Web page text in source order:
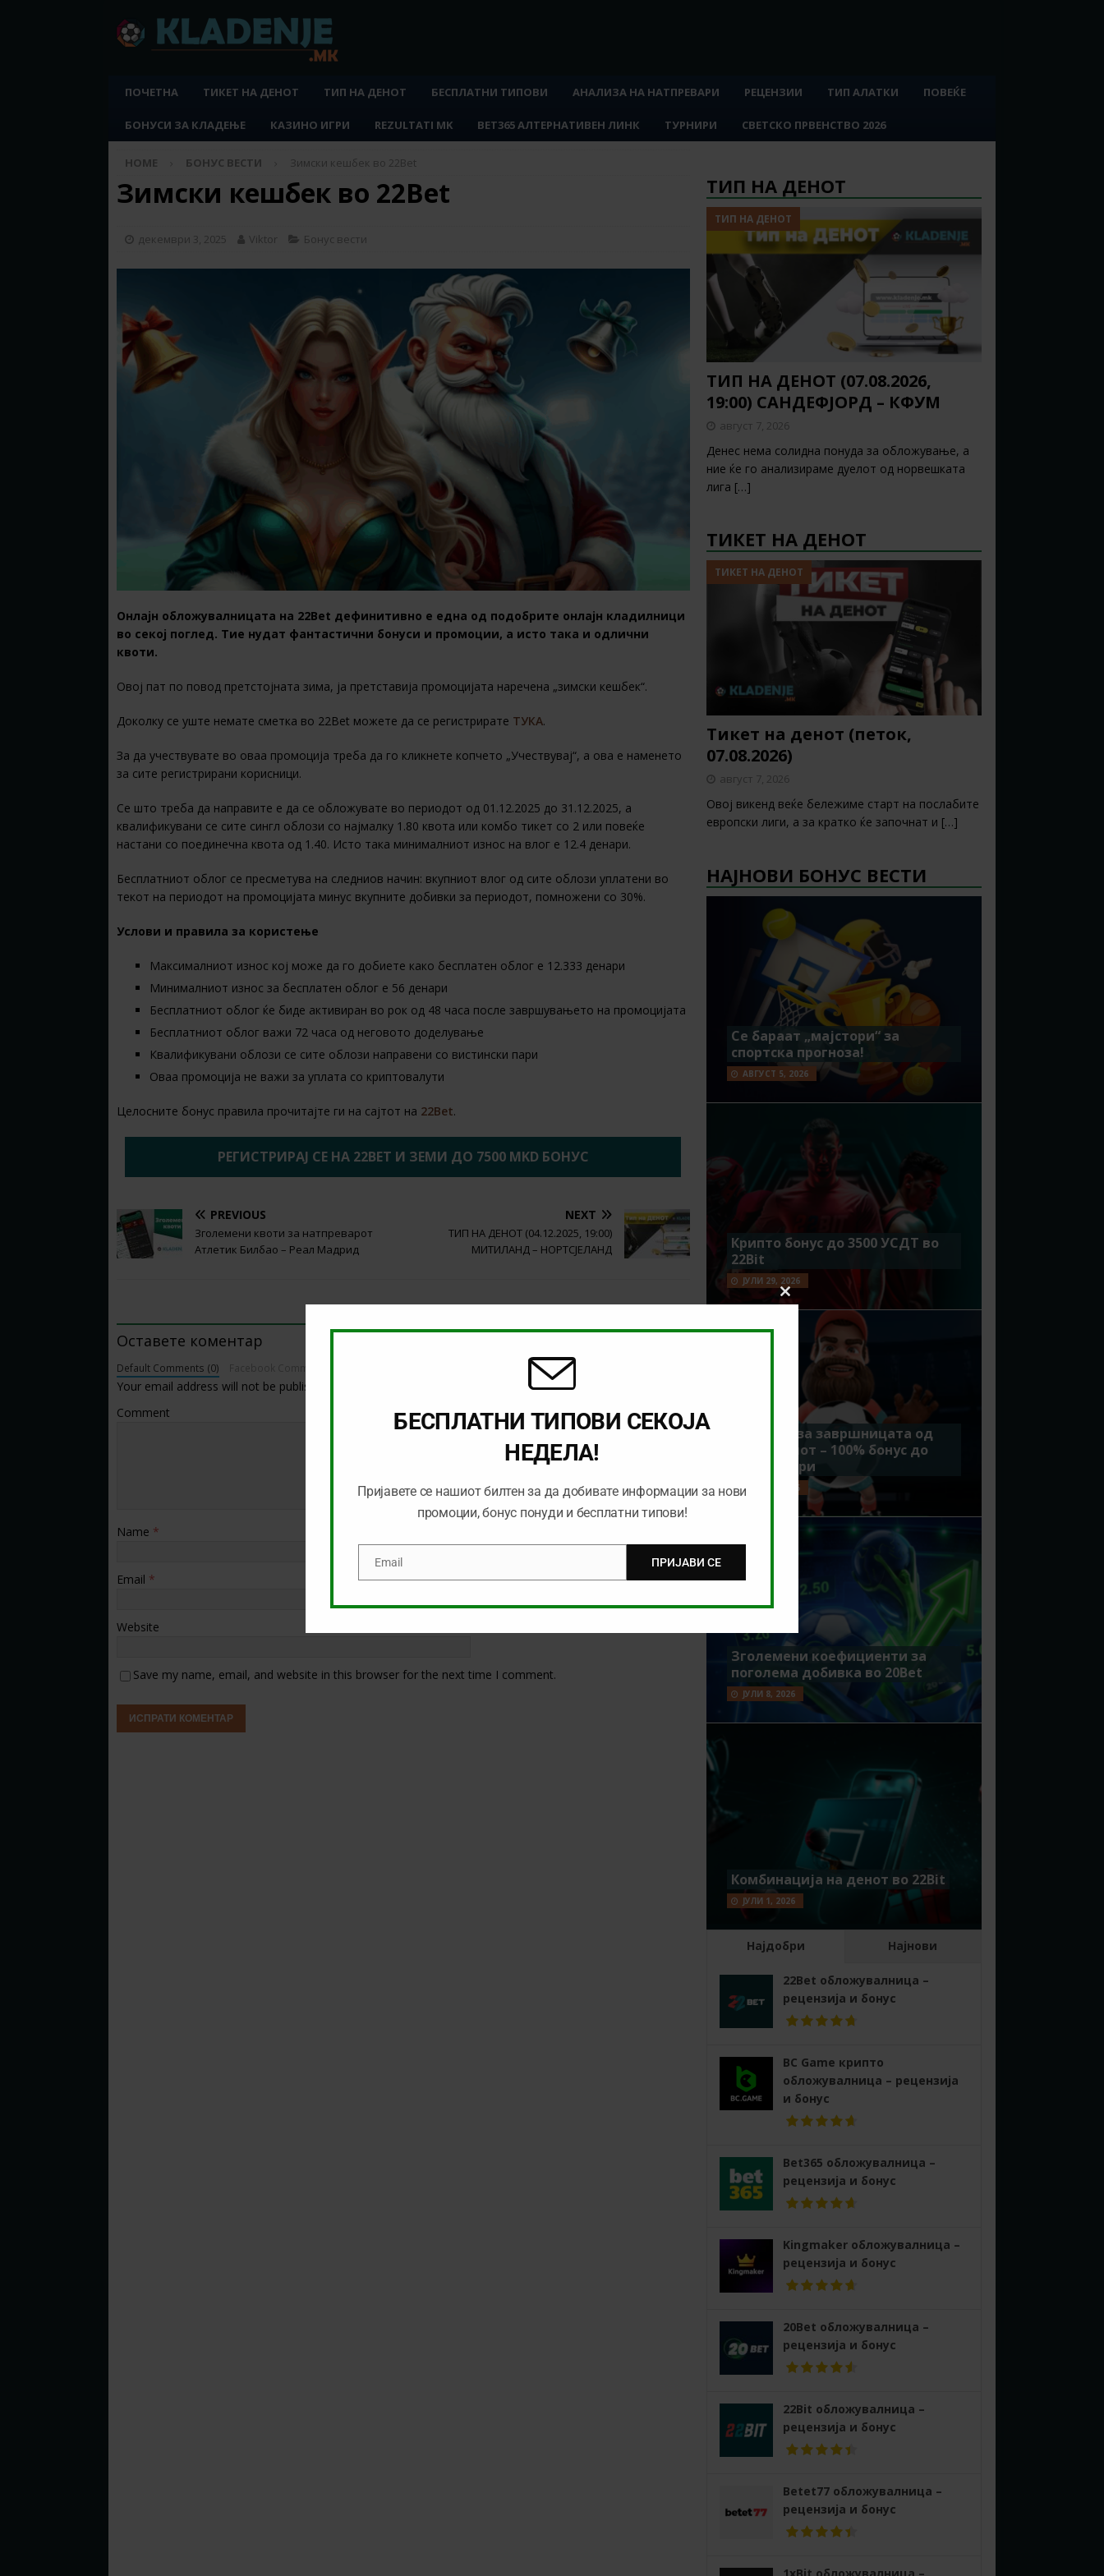
ПОЧЕТНА ТИКЕТ НА ДЕНОТ ТИП НА ДЕНОТ БЕСПЛАТНИ ТИПОВИ АНАЛИЗА НА НАТПРЕВАРИ РЕЦЕНЗИИ ТИП АЛАТКИ ПОВЕЌЕ
БОНУСИ ЗА КЛАДЕЊЕ КАЗИНО ИГРИ REZULTATI MK BET365 АЛТЕРНАТИВЕН ЛИНК ТУРНИРИ СВЕТСКО ПРВЕНСТВО 2026
HOME БОНУС ВЕСТИ Зимски кешбек во 22Bet
Зимски кешбек во 22Bet
декември 3, 2025 Viktor Бонус вести
Онлајн обложувалницата на 22Bet дефинитивно е една од подобрите онлајн кладилници
во секој поглед. Тие нудат фантастични бонуси и промоции, а исто така и одлични
квоти.
Овој пат по повод претстојната зима, ја претставија промоцијата наречена „зимски кешбек“.
Доколку се уште немате сметка во 22Bet можете да се регистрирате ТУКА.
За да учествувате во оваа промоција треба да го кликнете копчето „Учествувај“, а ова е наменето
за сите регистрирани корисници.
Се што треба да направите е да се обложувате во периодот од 01.12.2025 до 31.12.2025, а
квалификувани се сите сингл облози со најмалку 1.80 квота или комбо тикет со 2 или повеќе
настани со поединечна квота од 1.40. Исто така минималниот износ на влог е 12.4 денари.
Бесплатниот облог се пресметува на следниов начин: вкупниот влог од сите облози уплатени во
текот на периодот на промоцијата минус вкупните добивки за периодот, помножени со 30%.
Услови и правила за користење
Максималниот износ кој може да го добиете како бесплатен облог е 12.333 денари
Минималниот износ за бесплатен облог е 56 денари
Бесплатниот облог ќе биде активиран во рок од 48 часа после завршувањето на промоцијата
Бесплатниот облог важи 72 часа од неговото доделување
Квалификувани облози се сите облози направени со вистински пари
Оваа промоција не важи за уплата со криптовалути
Целосните бонус правила прочитајте ги на сајтот на 22Bet.
РЕГИСТРИРАЈ СЕ НА 22BET И ЗЕМИ ДО 7500 MKD БОНУС
PREVIOUS
Зголемени квоти за натпреварот
Атлетик Билбао – Реал Мадрид
NEXT
ТИП НА ДЕНОТ (04.12.2025, 19:00)
МИТИЛАНД – НОРТСЈЕЛАНД
BE THE FIRST TO COMMENT
Оставете коментар
Default Comments (0)
Your email address will not be published.
Comment
Name *
Email *
Website
Save my name, email, and website in this browser for the next time I comment.
ТИП НА ДЕНОТ
ТИП НА ДЕНОТ
ТИП НА ДЕНОТ (07.08.2026,
19:00) САНДЕФЈОРД – КФУМ
август 7, 2026
Денес нема солидна понуда за обложување, а
ние ќе го анализираме дуелот од норвешката
лига […]
ТИКЕТ НА ДЕНОТ
ТИКЕТ НА ДЕНОТ
Тикет на денот (петок,
07.08.2026)
август 7, 2026
Овој викенд веќе бележиме старт на послабите
европски лиги, а за кратко ќе започнат и […]
НАЈНОВИ БОНУС ВЕСТИ
Се бараат „мајстори“ за
спортска прогноза!
АВГУСТ 5, 2026
Крипто бонус до 3500 УСДТ во
22Bit
ЈУЛИ 29, 2026
Идеално за завршницата од
Мундијалот – 100% бонус до
7500 денари
ЈУЛИ 15, 2026
Зголемени коефициенти за
поголема добивка во 20Bet
ЈУЛИ 8, 2026
Комбинација на денот во 22Bit
ЈУЛИ 1, 2026
Најдобри Најнови
22Bet обложувалница –
рецензија и бонус
BC Game крипто
обложувалница – рецензија
и бонус
Bet365 обложувалница –
рецензија и бонус
Kingmaker обложувалница –
рецензија и бонус
20Bet обложувалница –
рецензија и бонус
22Bit обложувалница –
рецензија и бонус
Betet77 обложувалница –
рецензија и бонус
Close
this
module
БЕСПЛАТНИ ТИПОВИ СЕКОЈА
НЕДЕЛА!
Пријавете се нашиот билтен за да добивате информации за нови
промоции, бонус понуди и бесплатни типови!
EmailEmail ПРИЈАВИ СЕ